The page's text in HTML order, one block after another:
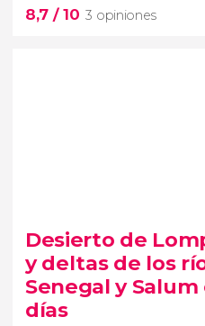
8,7 / 10 3 opiniones
3 opiniones
tour de 10 días por
remota región del País
Desierto de
y deltas de los
Senegal y Salum
días